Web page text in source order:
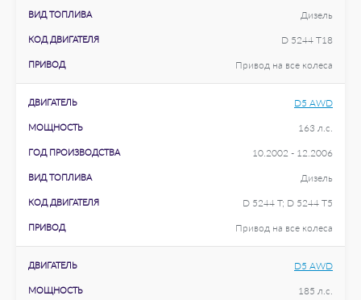
ВИД ТОПЛИВА Дизель
КОД ДВИГАТЕЛЯ D 5244 T18
ПРИВОД Привод на все колеса
ДВИГАТЕЛЬ D5 AWD
МОЩНОСТЬ 163 л.с.
ГОД ПРОИЗВОДСТВА 10.2002 - 12.2006
ВИД ТОПЛИВА Дизель
КОД ДВИГАТЕЛЯ D 5244 T; D 5244 T5
ПРИВОД Привод на все колеса
ДВИГАТЕЛЬ D5 AWD
МОЩНОСТЬ 185 л.с.